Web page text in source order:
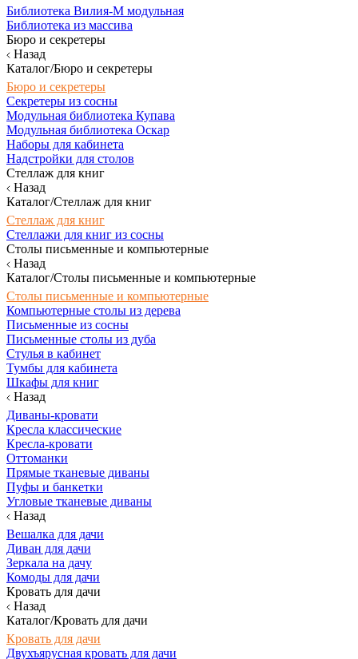
Библиотека Вилия-М модульная
Библиотека из массива
Бюро и секретеры
Назад
Каталог/Бюро и секретеры
Бюро и секретеры
Секретеры из сосны
Модульная библиотека Купава
Модульная библиотека Оскар
Наборы для кабинета
Надстройки для столов
Стеллаж для книг
Назад
Каталог/Стеллаж для книг
Стеллаж для книг
Стеллажи для книг из сосны
Столы письменные и компьютерные
Назад
Каталог/Столы письменные и компьютерные
Столы письменные и компьютерные
Компьютерные столы из дерева
Письменные из сосны
Письменные столы из дуба
Стулья в кабинет
Тумбы для кабинета
Шкафы для книг
Назад
Диваны-кровати
Кресла классические
Кресла-кровати
Оттоманки
Прямые тканевые диваны
Пуфы и банкетки
Угловые тканевые диваны
Назад
Вешалка для дачи
Диван для дачи
Зеркала на дачу
Комоды для дачи
Кровать для дачи
Назад
Каталог/Кровать для дачи
Кровать для дачи
Двухъярусная кровать для дачи